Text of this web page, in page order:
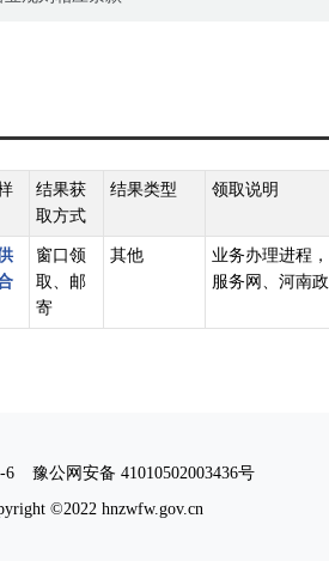
结果获
取方式
结果类型 领取说明
窗口领
取、邮
寄
其他
业务办理进程
服务网、河南
6
豫公网安备 41010502003436号
©2022 hnzwfw.gov.cn